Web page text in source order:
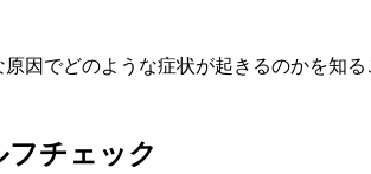
因でどのような症状が起きるのかを知る
チェック